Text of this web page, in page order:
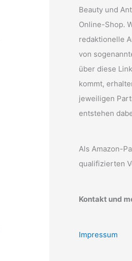
Beauty und
Online-Shop.
redaktionelle
von
über diese
kommt,
jeweiligen
entstehen
Als Amazon-
qualifizierten
Kontakt und
Impressum